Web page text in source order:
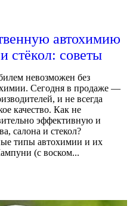
автохимию
стёкол: советы
невозможен без
Сегодня в продаже —
и не всегда
качество. Как не
эффективную и
салона и стекол?
типы автохимии и их
(с воском...